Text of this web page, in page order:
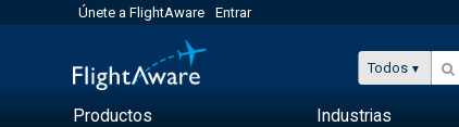
Únete a FlightAware Entrar
Todos
Productos Industrias